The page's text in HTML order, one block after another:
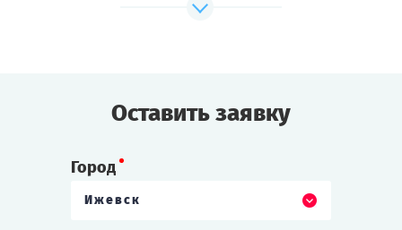
Оставить заявку
Город
Ижевск